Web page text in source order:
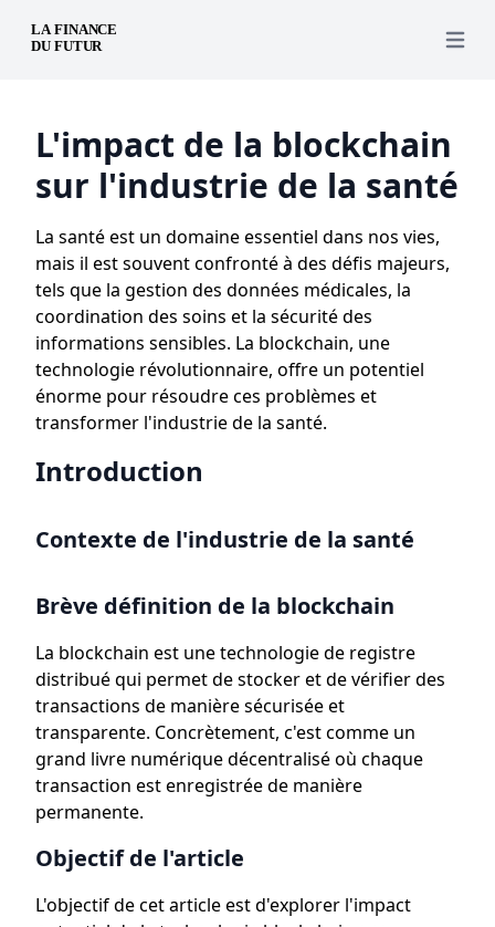
Open
L'impact de la blockchain
sur l'industrie de la santé
La santé est un domaine essentiel dans nos vies,
mais il est souvent confronté à des défis majeurs,
tels que la gestion des données médicales, la
coordination des soins et la sécurité des
informations sensibles. La blockchain, une
technologie révolutionnaire, offre un potentiel
énorme pour résoudre ces problèmes et
transformer l'industrie de la santé.
Introduction
Contexte de l'industrie de la santé
Brève définition de la blockchain
La blockchain est une technologie de registre
distribué qui permet de stocker et de vérifier des
transactions de manière sécurisée et
transparente. Concrètement, c'est comme un
grand livre numérique décentralisé où chaque
transaction est enregistrée de manière
permanente.
Objectif de l'article
L'objectif de cet article est d'explorer l'impact